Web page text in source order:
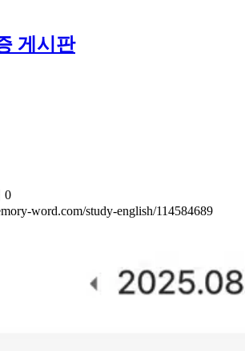
게시판
0
word.com/study-english/114584689